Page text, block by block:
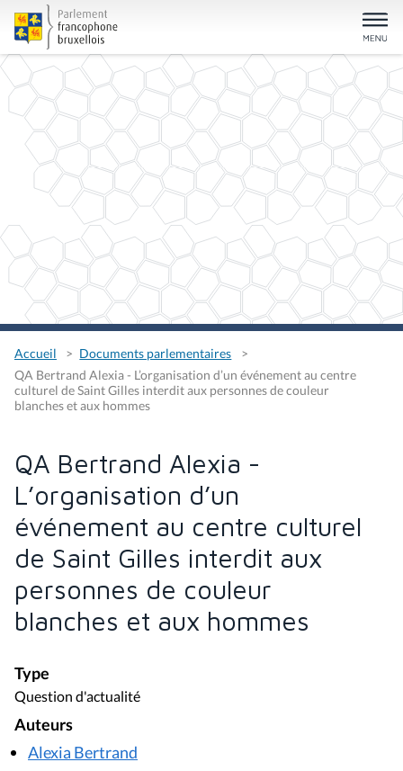
Accueil
Documents parlementaires
QA Bertrand Alexia - L’organisation d’un événement au centre
culturel de Saint Gilles interdit aux personnes de couleur
blanches et aux hommes
QA Bertrand Alexia -
L’organisation d’un
événement au centre culturel
de Saint Gilles interdit aux
personnes de couleur
blanches et aux hommes
Type
Question d'actualité
Auteurs
Alexia Bertrand